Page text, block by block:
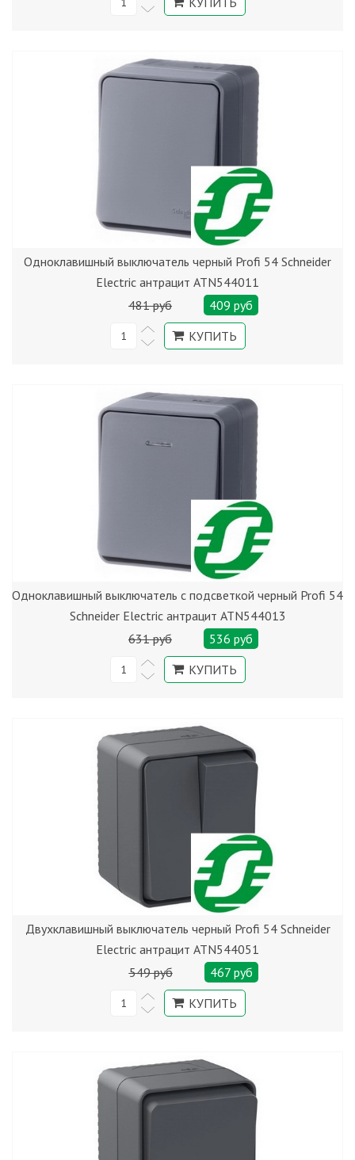
Одноклавишный выключатель черный Profi 54 Schneider
Electric антрацит ATN544011
481 руб
409 руб
Одноклавишный выключатель с подсветкой черный Profi 54
Schneider Electric антрацит ATN544013
631 руб
536 руб
Двухклавишный выключатель черный Profi 54 Schneider
Electric антрацит ATN544051
549 руб
467 руб